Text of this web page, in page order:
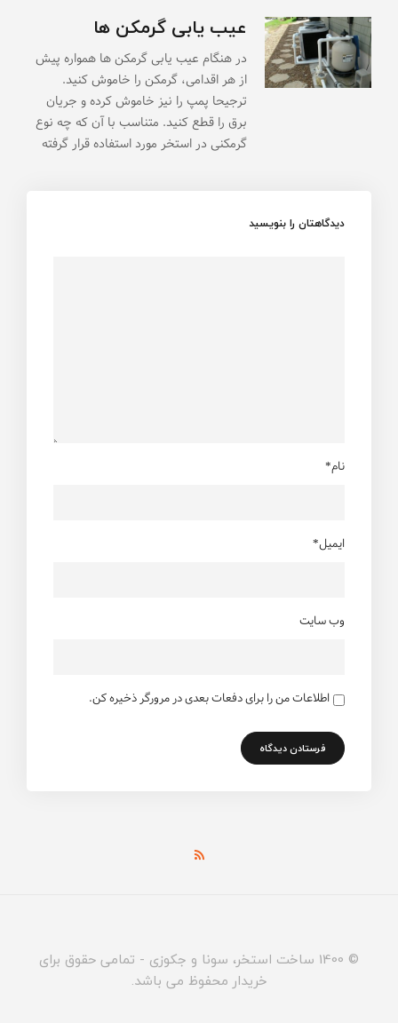
عیب یابی گرمکن ها
در هنگام عیب یابی گرمکن ها همواره پیش
از هر اقدامی، گرمکن را خاموش کنید.
ترجیحا پمپ را نیز خاموش کرده و جریان
برق را قطع کنید. متناسب با آن که چه نوع
گرمکنی در استخر مورد استفاده قرار گرفته
دیدگاهتان را بنویسید
نام*
ایمیل*
وب سایت
اطلاعات من را برای دفعات بعدی در مرورگر ذخیره کن.
© 1400 ساخت استخر، سونا و جکوزی - تمامی حقوق برای
خریدار محفوظ می باشد.